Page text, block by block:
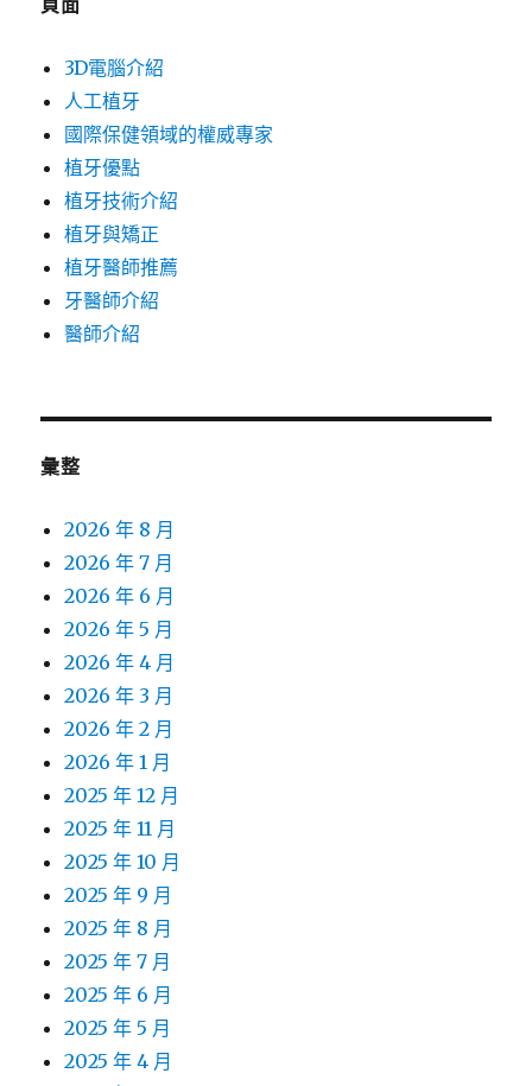
頁面
3D電腦介紹
人工植牙
國際保健領域的權威專家
植牙優點
植牙技術介紹
植牙與矯正
植牙醫師推薦
牙醫師介紹
醫師介紹
彙整
2026 年 8 月
2026 年 7 月
2026 年 6 月
2026 年 5 月
2026 年 4 月
2026 年 3 月
2026 年 2 月
2026 年 1 月
2025 年 12 月
2025 年 11 月
2025 年 10 月
2025 年 9 月
2025 年 8 月
2025 年 7 月
2025 年 6 月
2025 年 5 月
2025 年 4 月